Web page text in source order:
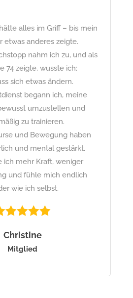
alles im Griff – bis mein
etwas anderes zeigte.
nahm ich zu, und als
74 zeigte, wusste ich:
sich etwas ändern.
begann ich, meine
umzustellen und
zu trainieren.
und Bewegung haben
und mental gestärkt.
ich mehr Kraft, weniger
und fühle mich endlich
wie ich selbst.
Christine
Mitglied